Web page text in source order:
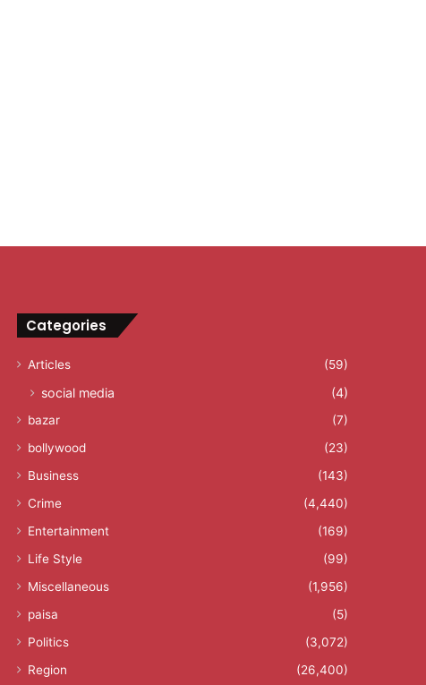
Categories
Articles (59)
social media (4)
bazar
(7)
bollywood
(23)
Business
(143)
Crime
(4,440)
Entertainment
(169)
Life Style
(99)
Miscellaneous
(1,956)
paisa
(5)
Politics
(3,072)
Region
(26,400)